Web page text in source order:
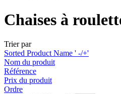
Chaises à
Trier par
Sorted Product Name ' -/+'
Nom du produit
Référence
Prix du produit
Ordre